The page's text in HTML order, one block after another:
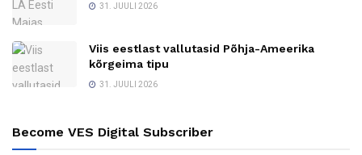
31. JUULI 2026
Viis eestlast vallutasid Põhja-Ameerika
kõrgeima tipu
31. JUULI 2026
Become VES Digital Subscriber